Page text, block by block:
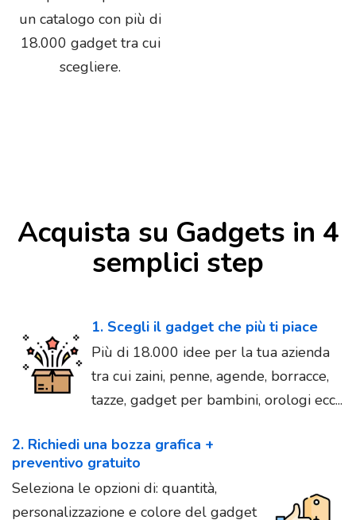
un catalogo con più di
18.000 gadget tra cui
scegliere.
Acquista su Gadgets in 4
semplici step
1. Scegli il gadget che più ti piace
Più di 18.000 idee per la tua azienda
tra cui zaini, penne, agende, borracce,
tazze, gadget per bambini, orologi ecc...
2. Richiedi una bozza grafica +
preventivo gratuito
Seleziona le opzioni di: quantità,
personalizzazione e colore del gadget